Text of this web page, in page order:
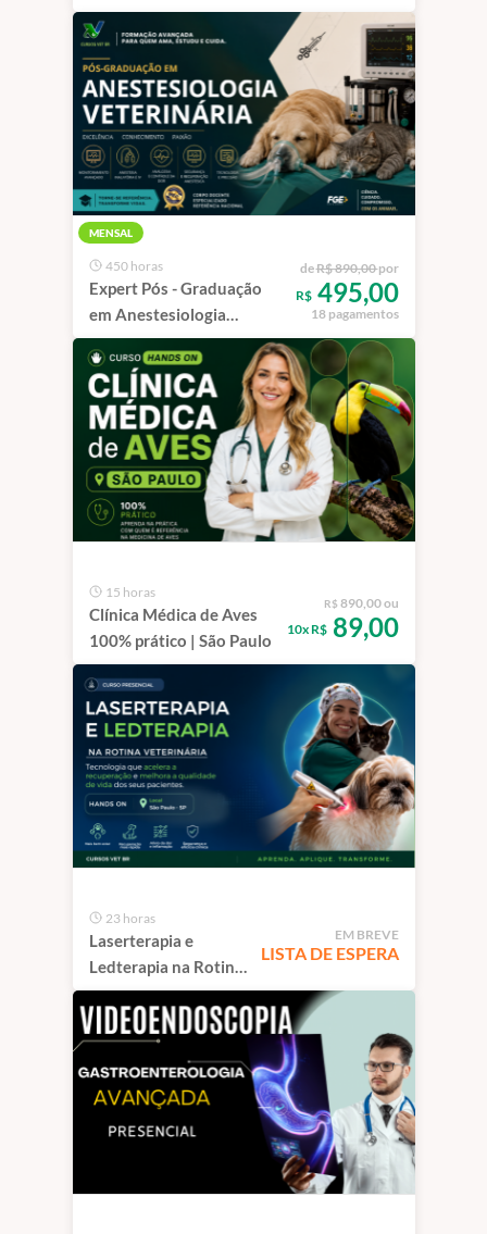
e Gatos | São Paulo -
100% Presencial
MENSAL
450 horas
Expert Pós - Graduação
em Anestesiologia
Veterinária
deR$ 890,00por
R$495,00
18 pagamentos
15 horas
Clínica Médica de Aves
100% prático | São Paulo
R$ 890,00 ou
10x R$89,00
23 horas
Laserterapia e
Ledterapia na Rotina
Veterinária | São
Paulo
EM BREVE
LISTA DE ESPERA